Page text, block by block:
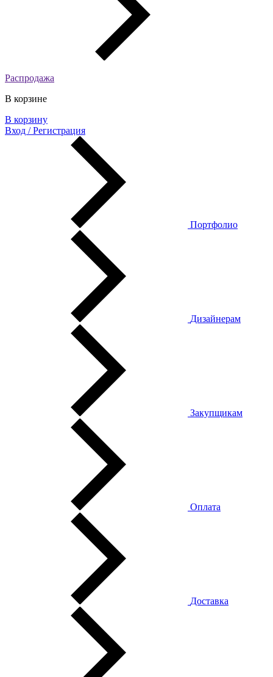
Распродажа
В корзине
В корзину
Вход / Регистрация
Портфолио
Дизайнерам
Закупщикам
Оплата
Доставка